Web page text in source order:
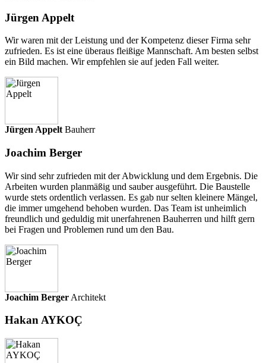
Jürgen Appelt
Wir waren mit der Leistung und der Kompetenz dieser Firma sehr
zufrieden. Es ist eine überaus fleißige Mannschaft. Am besten selbst
ein Bild machen. Wir empfehlen sie auf jeden Fall weiter.
Jürgen Appelt Bauherr
Joachim Berger
Wir sind sehr zufrieden mit der Abwicklung und dem Ergebnis. Die
Arbeiten wurden planmäßig und sauber ausgeführt. Die Baustelle
wurde stets ordentlich verlassen. Es gab nur selten kleinere Mängel,
die immer umgehend behoben wurden. Das Team ist unheimlich
freundlich und geduldig mit unerfahrenen Bauherren und hilft gern
bei Fragen und Problemen rund um den Bau.
Joachim Berger Architekt
Hakan AYKOÇ